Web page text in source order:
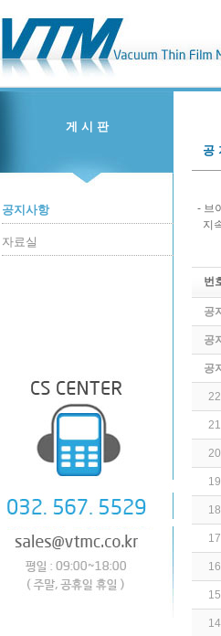
게 시 판
공지사항
자료실
공
- 브
지
번
공지
공지
공지
22
21
20
19
18
17
16
15
14